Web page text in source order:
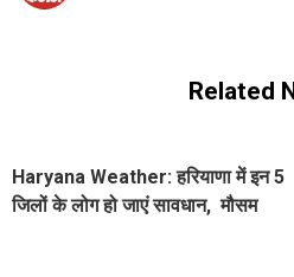
Related
Haryana Weather: हरियाणा में इन 5
जिलों के लोग हो जाएं सावधान, मौसम